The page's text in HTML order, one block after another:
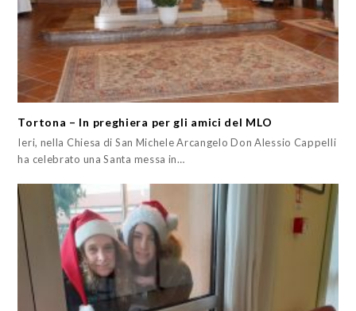
Tortona – In preghiera per gli amici del MLO
Ieri, nella Chiesa di San Michele Arcangelo Don Alessio Cappelli
ha celebrato una Santa messa in…